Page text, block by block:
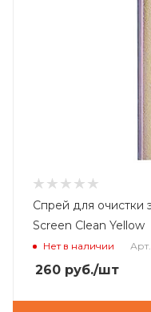
Спрей для очистки
Screen Clean Yellow
Нет в наличии
260 руб./шт